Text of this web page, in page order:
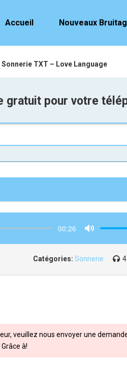
Accueil Nouveaux
Sonnerie TXT – Love Language
gratuit pour votre
00:26
Catégories: Sonnerie
veuillez nous envoyer une
. Grâce à!